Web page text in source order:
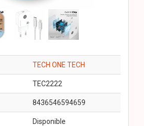
TECH ONE TECH
TEC2222
8436546594659
Disponible